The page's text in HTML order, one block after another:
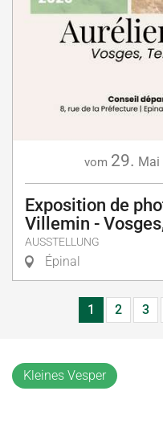
vom 29. Mai
Exposition de
Villemin -
AUSSTELLUNG
Épinal
1 2 3
Kleines Vesper